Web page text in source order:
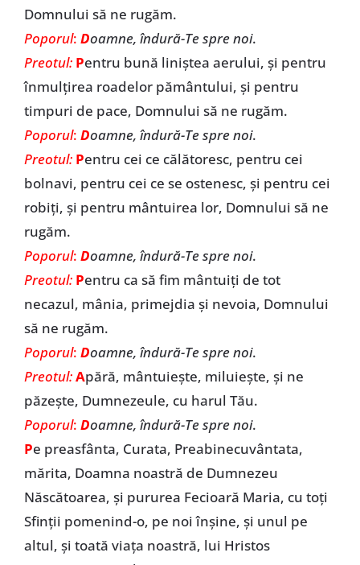
Domnului să ne rugăm.
Poporul: Doamne, îndură-Te spre noi.
Preotul: Pentru bună liniștea aerului, și pentru
înmulțirea roadelor pământului, și pentru
timpuri de pace, Domnului să ne rugăm.
Poporul: Doamne, îndură-Te spre noi.
Preotul: Pentru cei ce călătoresc, pentru cei
bolnavi, pentru cei ce se ostenesc, și pentru cei
robiți, și pentru mântuirea lor, Domnului să ne
rugăm.
Poporul: Doamne, îndură-Te spre noi.
Preotul: Pentru ca să fim mântuiți de tot
necazul, mânia, primejdia și nevoia, Domnului
să ne rugăm.
Poporul: Doamne, îndură-Te spre noi.
Preotul:Apără, mântuiește, miluiește, și ne
păzește, Dumnezeule, cu harul Tău.
Poporul: Doamne, îndură-Te spre noi.
Pe preasfânta, Curata, Preabinecuvântata,
mărita, Doamna noastră de Dumnezeu
Născătoarea, și pururea Fecioară Maria, cu toți
Sfinții pomenind-o, pe noi înșine, și unul pe
altul, și toată viața noastră, lui Hristos